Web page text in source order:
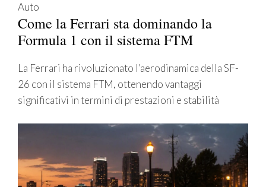
Auto
Come la Ferrari sta dominando la
Formula 1 con il sistema FTM
La Ferrari ha rivoluzionato l’aerodinamica della SF-
26 con il sistema FTM, ottenendo vantaggi
significativi in termini di prestazioni e stabilità